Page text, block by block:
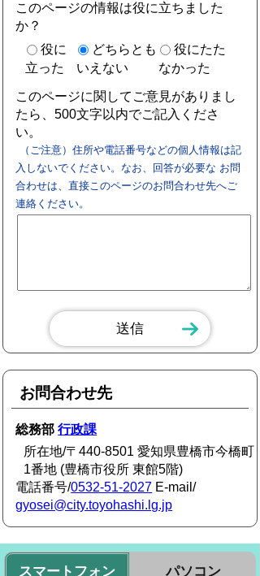
このページの情報は役に立ちました
か？
役に
立った
どちらとも
いえない
役にたた
なかった
このページに関してご意見がありまし
たら、500文字以内でご記入くださ
い。
（ご注意）住所や電話番号などの個人情報は記
入しないでください。なお、回答が必要な お問
合わせは、直接このページのお問合わせ先へご
連絡ください。
お問合わせ先
総務部行政課
所在地/〒440-8501 愛知県豊橋市今橋町
1番地 (豊橋市役所 東館5階)
電話番号/0532-51-2027 E-mail/
gyosei@city.toyohashi.lg.jp
スマートフォン パソコン